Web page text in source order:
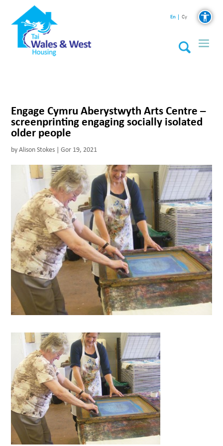
En Cy
Engage Cymru Aberystwyth Arts Centre –
screenprinting engaging socially isolated
older people
byAlison Stokes |Gor 19, 2021